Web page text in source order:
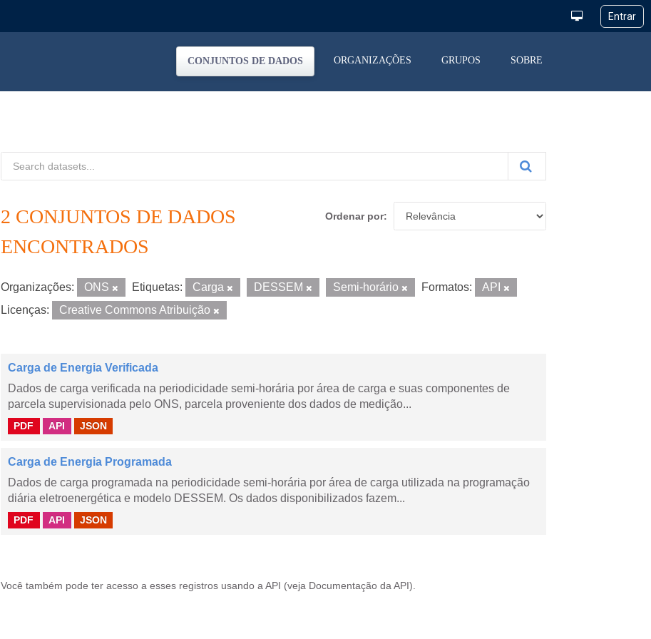
CONJUNTOS DE DADOS ORGANIZAÇÕES GRUPOS SOBRE
Ordenar por
2 CONJUNTOS DE DADOS
ENCONTRADOS
Organizações: ONS Etiquetas: Carga DESSEM Semi-horário Formatos:
API
Licenças:
Creative Commons Atribuição
Carga de Energia Verificada
Dados de carga verificada na periodicidade semi-horária por área de carga e suas componentes de
parcela supervisionada pelo ONS, parcela proveniente dos dados de medição...
PDF API JSON
Carga de Energia Programada
Dados de carga programada na periodicidade semi-horária por área de carga utilizada na programação
diária eletroenergética e modelo DESSEM. Os dados disponibilizados fazem...
PDF API JSON
Você também pode ter acesso a esses registros usando a API (veja Documentação da API ).